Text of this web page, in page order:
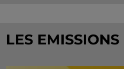
LES EMISSIONS